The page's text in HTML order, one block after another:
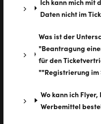
Ich kann mich mit
Daten nicht im
Was ist der
"Beantragung
für den
""Registrierung
Wo kann ich
Werbemittel